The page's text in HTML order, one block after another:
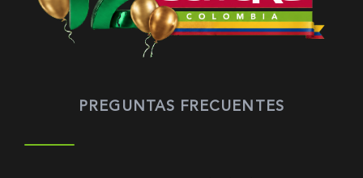
PREGUNTAS FRECUENTES